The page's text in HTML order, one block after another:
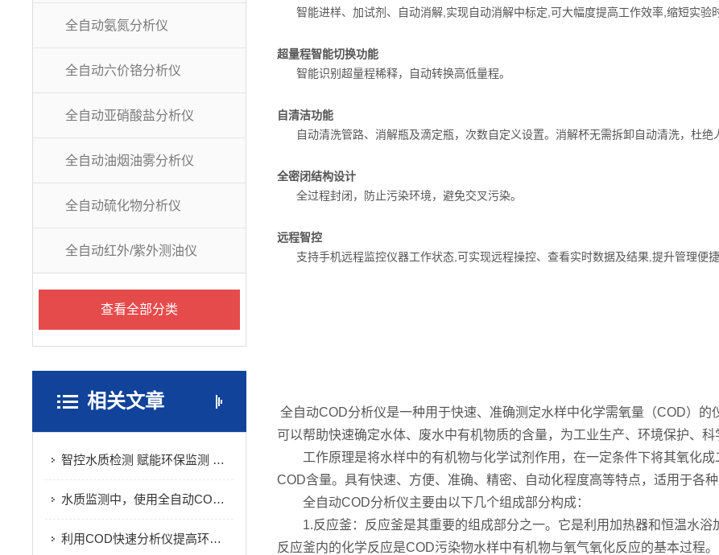
全自动氨氮分析仪
全自动六价铬分析仪
全自动亚硝酸盐分析仪
全自动油烟油雾分析仪
全自动硫化物分析仪
全自动红外/紫外测油仪
查看全部分类
相关文章
智控水质检测 赋能环保监测 —— 全自动 COD 智能分析仪应用解析
水质监测中，使用全自动COD智能分析仪前需要做哪些准备工作？
利用COD快速分析仪提高环境污染监测效率
智能进样、加试剂、自动消解,实现自动消解中标定,可大幅度提高工作效率,缩短实验
超量程智能切换功能
智能识别超量程稀释，自动转换高低量程。
自清洁功能
自动清洗管路、消解瓶及滴定瓶，次数自定义设置。消解杯无需拆卸自动清洗，杜绝
全密闭结构设计
全过程封闭，防止污染环境，避免交叉污染。
远程智控
支持手机远程监控仪器工作状态,可实现远程操控、查看实时数据及结果,提升管理便捷
全自动COD分析仪是一种用于快速、准确测定水样中化学需氧量（COD）的
可以帮助快速确定水体、废水中有机物质的含量，为工业生产、环境保护、科
工作原理是将水样中的有机物与化学试剂作用，在一定条件下将其氧化成
COD含量。具有快速、方便、准确、精密、自动化程度高等特点，适用于各种
全自动COD分析仪主要由以下几个组成部分构成：
1.反应釜：反应釜是其重要的组成部分之一。它是利用加热器和恒温水浴
反应釜内的化学反应是COD污染物水样中有机物与氧气氧化反应的基本过程